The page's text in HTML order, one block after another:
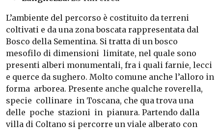
L’ambiente del percorso è costituito da terreni
coltivati e da una zona boscata rappresentata dal
Bosco della Sementina. Si tratta di un bosco
mesofilo di dimensioni limitate, nel quale sono
presenti alberi monumentali, fra i quali farnie, lecci
e querce da sughero. Molto comune anche l’alloro in
forma arborea. Presente anche qualche roverella,
specie collinare in Toscana, che qua trova una
delle poche stazioni in pianura. Partendo dalla
villa di Coltano si percorre un viale alberato con